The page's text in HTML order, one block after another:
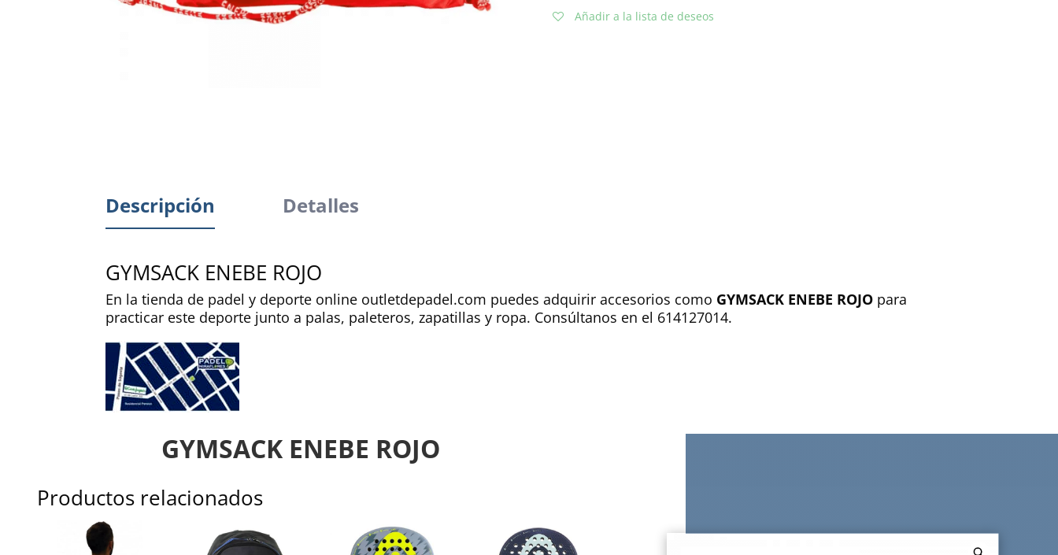
Añadir a la lista de deseos
Descripción Detalles
GYMSACK ENEBE ROJO
En la tienda de padel y deporte online outletdepadel.com puedes adquirir accesorios como GYMSACK ENEBE ROJO para
practicar este deporte junto a palas, paleteros, zapatillas y ropa. Consúltanos en el 614127014.
GYMSACK ENEBE ROJO
Productos relacionados